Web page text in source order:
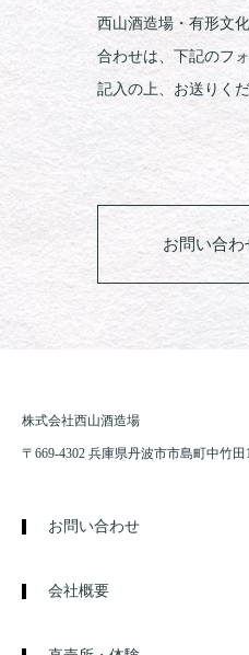
西山酒造場・有形文
合わせは、下記のフ
記入の上、お送りくだ
お問い合わ
株式会社西山酒造場
〒669-4302 兵庫県丹波市市島町中竹田
お問い合わせ
会社概要